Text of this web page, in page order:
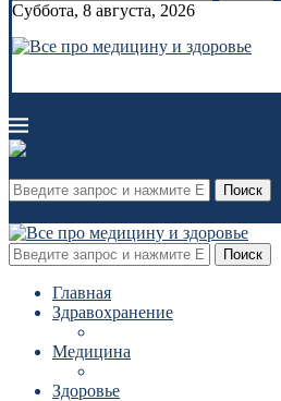
Суббота, 8 августа, 2026
Поиск
Поиск
Главная
Здравохранение
Медицина
Здоровье